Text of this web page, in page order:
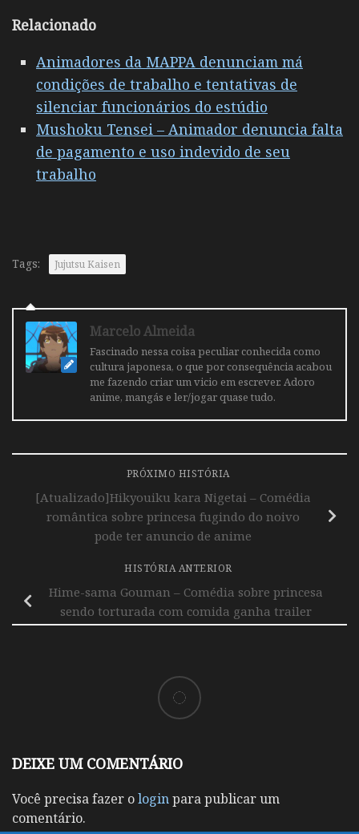
Relacionado
Animadores da MAPPA denunciam má
condições de trabalho e tentativas de
silenciar funcionários do estúdio
Mushoku Tensei – Animador denuncia falta
de pagamento e uso indevido de seu
trabalho
Tags: Jujutsu Kaisen
Marcelo Almeida
Fascinado nessa coisa peculiar conhecida como
cultura japonesa, o que por consequência acabou
me fazendo criar um vicio em escrever. Adoro
anime, mangás e ler/jogar quase tudo.
PRÓXIMO HISTÓRIA
[Atualizado]Hikyouiku kara Nigetai – Comédia
romântica sobre princesa fugindo do noivo
pode ter anuncio de anime
HISTÓRIA ANTERIOR
Hime-sama Gouman – Comédia sobre princesa
sendo torturada com comida ganha trailer
DEIXE UM COMENTÁRIO
Você precisa fazer ologinpara publicar um
comentário.